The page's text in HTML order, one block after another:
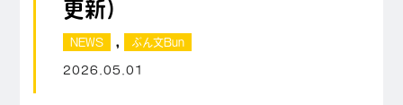
更新）
NEWS , ぶん文Bun
2026.05.01